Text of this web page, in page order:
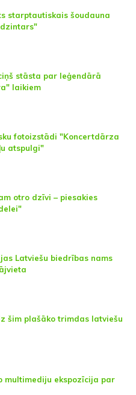
starptautiskais šoudauna
stāsta par leģendārā
laikiem
fotoizstādi "Koncertdārza
atspulgi"
otro dzīvi – piesakies
Latviešu biedrības nams
šim plašāko trimdas latviešu
multimediju ekspozīcija par